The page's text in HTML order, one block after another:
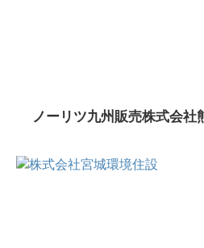
ノーリツ九州販売株式会社